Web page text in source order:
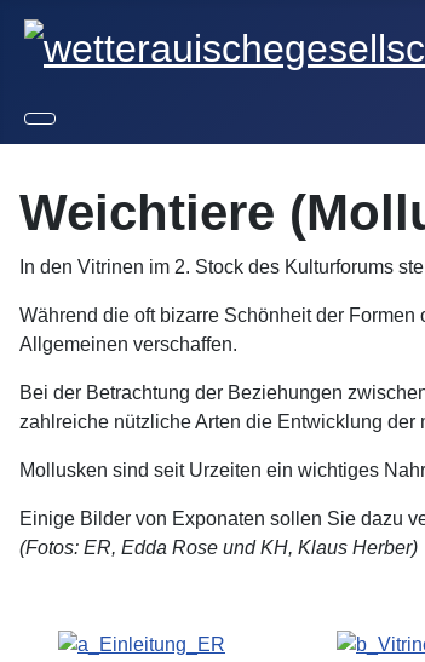
Weichtiere
In den Vitrinen im 2. Stock des Kulturforums
Während die oft bizarre Schönheit der
Allgemeinen verschaffen.
Bei der Betrachtung der Beziehungen
zahlreiche nützliche Arten die Entwicklung
Mollusken sind seit Urzeiten ein wichtiges
Einige Bilder von Exponaten sollen Sie dazu
(Fotos: ER, Edda Rose und KH, Klaus Herber)